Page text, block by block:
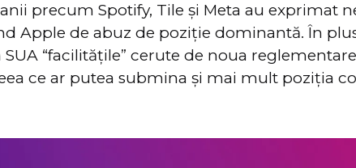
precum Spotify, Tile și Meta au exprimat
Apple de abuz de poziție dominantă. În
“facilitățile” cerute de noua
ce ar putea submina și mai mult poziția